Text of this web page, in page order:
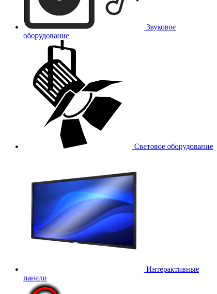
Звуковое
оборудование
Световое оборудование
Интерактивные
панели